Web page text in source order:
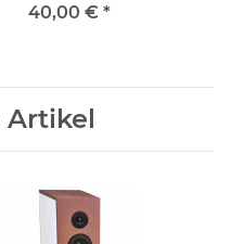
40,00 € *
Artikel